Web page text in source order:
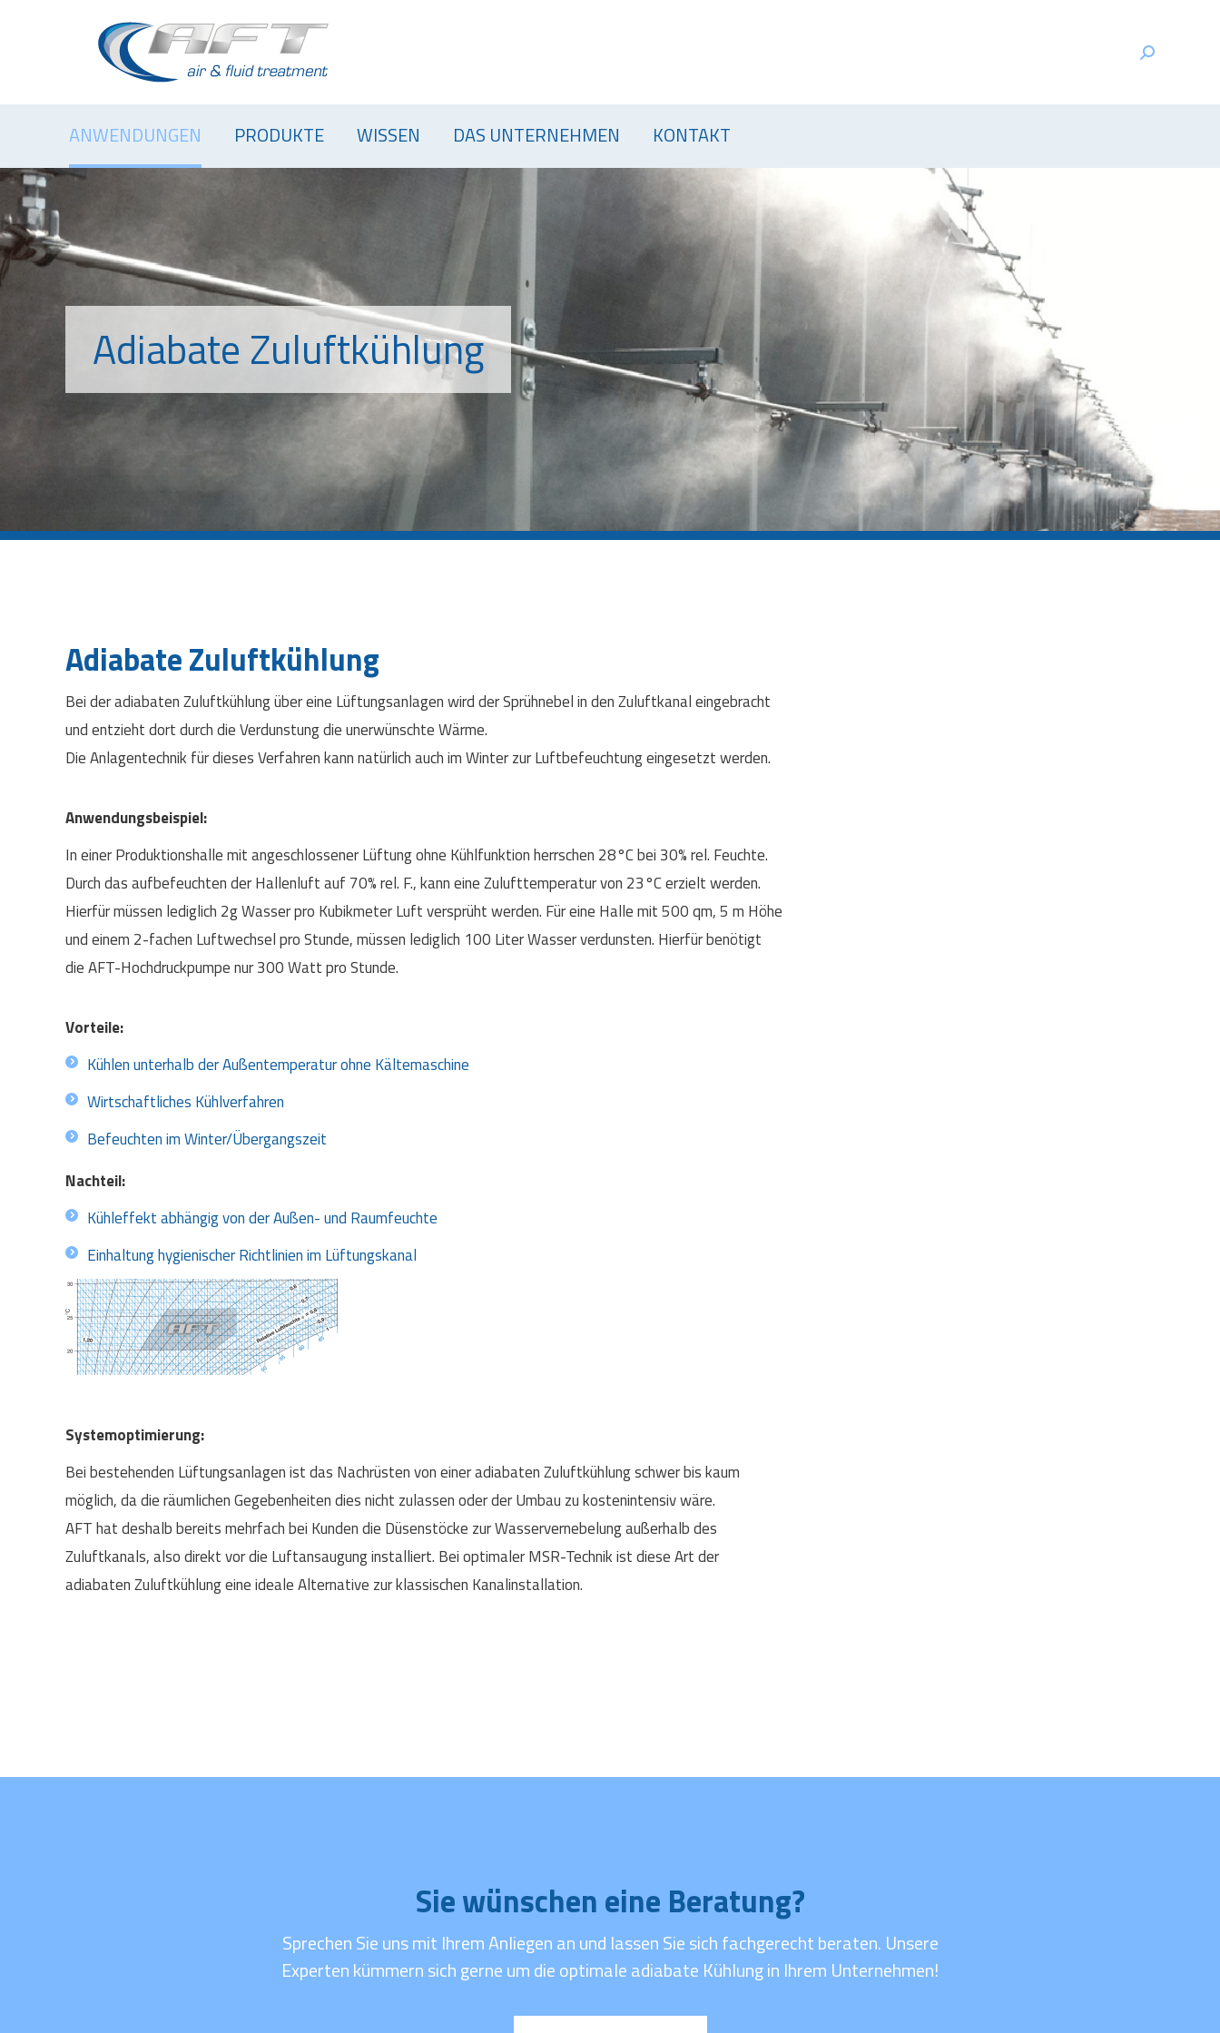
ANWENDUNGEN PRODUKTE WISSEN DAS UNTERNEHMEN KONTAKT
Adiabate Zuluftkühlung
Adiabate Zuluftkühlung
Bei der adiabaten Zuluftkühlung über eine Lüftungsanlagen wird der Sprühnebel in den Zuluftkanal eingebracht
und entzieht dort durch die Verdunstung die unerwünschte Wärme.
Die Anlagentechnik für dieses Verfahren kann natürlich auch im Winter zur Luftbefeuchtung eingesetzt werden.
Anwendungsbeispiel:
In einer Produktionshalle mit angeschlossener Lüftung ohne Kühlfunktion herrschen 28°C bei 30% rel. Feuchte.
Durch das aufbefeuchten der Hallenluft auf 70% rel. F., kann eine Zulufttemperatur von 23°C erzielt werden.
Hierfür müssen lediglich 2g Wasser pro Kubikmeter Luft versprüht werden. Für eine Halle mit 500 qm, 5 m Höhe
und einem 2-fachen Luftwechsel pro Stunde, müssen lediglich 100 Liter Wasser verdunsten. Hierfür benötigt
die AFT-Hochdruckpumpe nur 300 Watt pro Stunde.
Vorteile:
Kühlen unterhalb der Außentemperatur ohne Kältemaschine
Wirtschaftliches Kühlverfahren
Befeuchten im Winter/Übergangszeit
Nachteil:
Kühleffekt abhängig von der Außen- und Raumfeuchte
Einhaltung hygienischer Richtlinien im Lüftungskanal
Systemoptimierung:
Bei bestehenden Lüftungsanlagen ist das Nachrüsten von einer adiabaten Zuluftkühlung schwer bis kaum
möglich, da die räumlichen Gegebenheiten dies nicht zulassen oder der Umbau zu kostenintensiv wäre.
AFT hat deshalb bereits mehrfach bei Kunden die Düsenstöcke zur Wasservernebelung außerhalb des
Zuluftkanals, also direkt vor die Luftansaugung installiert. Bei optimaler MSR-Technik ist diese Art der
adiabaten Zuluftkühlung eine ideale Alternative zur klassischen Kanalinstallation.
Sie wünschen eine Beratung?
Sprechen Sie uns mit Ihrem Anliegen an und lassen Sie sich fachgerecht beraten. Unsere
Experten kümmern sich gerne um die optimale adiabate Kühlung in Ihrem Unternehmen!